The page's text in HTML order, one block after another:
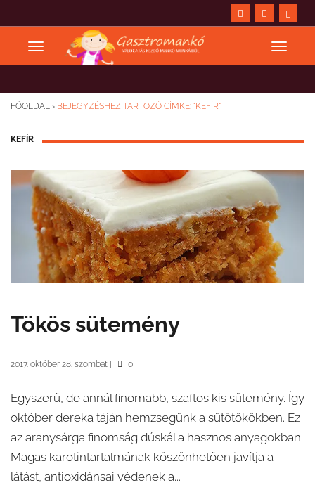
FŐOLDAL › BEJEGYZÉSHEZ TARTOZÓ CÍMKE: "KEFÍR"
KEFÍR
Tökös sütemény
2017. október 28. szombat 0
Egyszerű, de annál finomabb, szaftos kis sütemény. Így
október dereka táján hemzsegünk a sütőtökökben. Ez
az aranysárga finomság dúskál a hasznos anyagokban:
Magas karotintartalmának köszönhetően javítja a
látást, antioxidánsai védenek a...